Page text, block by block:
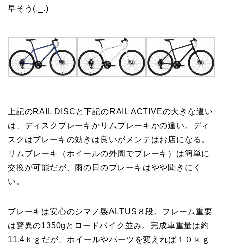
早そう(._.)
上記のRAIL DISCと下記のRAIL ACTIVEの大きな違い
は、ディスクブレーキかリムブレーキかの違い。ディ
スクはブレーキの効きは良いがメンテはお店になる。
リムブレーキ（ホイールの外周でブレーキ）は簡単に
交換が可能だが、雨の日のブレーキはやや聞きにく
い。
ブレーキは安心のシマノ製ALTUS８段。フレーム重要
は驚異の1350gとロードバイク並み。完成車重量は約
11.4ｋｇだが、ホイールやパーツを変えれば１０ｋｇ